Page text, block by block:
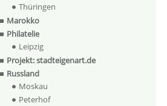
Thüringen
Marokko
Philatelie
Leipzig
Projekt: stadteigenart.de
Russland
Moskau
Peterhof